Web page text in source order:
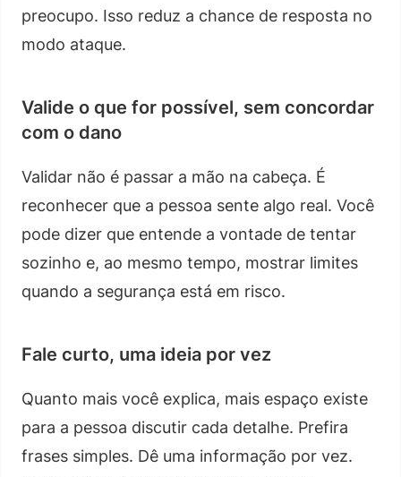
preocupo. Isso reduz a chance de resposta no
modo ataque.
Valide o que for possível, sem concordar
com o dano
Validar não é passar a mão na cabeça. É
reconhecer que a pessoa sente algo real. Você
pode dizer que entende a vontade de tentar
sozinho e, ao mesmo tempo, mostrar limites
quando a segurança está em risco.
Fale curto, uma ideia por vez
Quanto mais você explica, mais espaço existe
para a pessoa discutir cada detalhe. Prefira
frases simples. Dê uma informação por vez.